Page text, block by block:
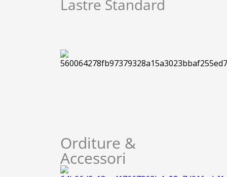
Lastre Standard
Orditure &
Accessori